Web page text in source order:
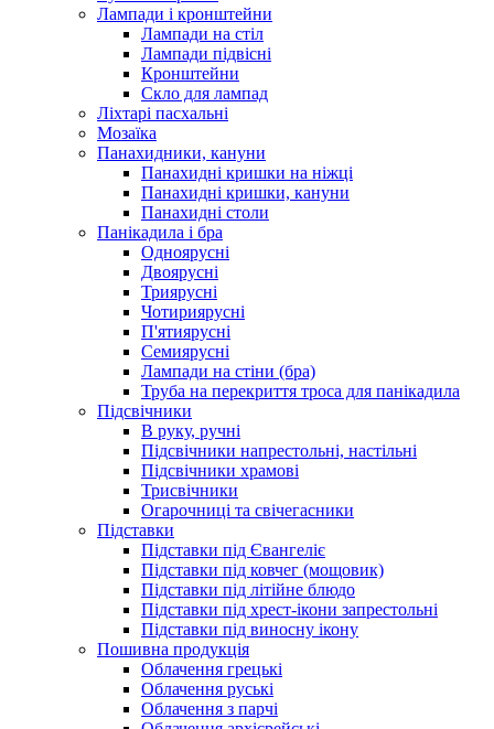
Лампади і кронштейни
Лампади на стіл
Лампади підвісні
Кронштейни
Скло для лампад
Ліхтарі пасхальні
Мозаїка
Панахидники, кануни
Панахидні кришки на ніжці
Панахидні кришки, кануни
Панахидні столи
Панікадила і бра
Одноярусні
Двоярусні
Триярусні
Чотириярусні
П'ятиярусні
Семиярусні
Лампади на стіни (бра)
Труба на перекриття троса для панікадила
Підсвічники
В руку, ручні
Підсвічники напрестольні, настільні
Підсвічники храмові
Трисвічники
Огарочниці та свічегасники
Підставки
Підставки під Євангеліє
Підставки під ковчег (мощовик)
Підставки під літійне блюдо
Підставки під хрест-ікони запрестольні
Підставки під виносну ікону
Пошивна продукція
Облачення грецькі
Облачення руські
Облачення з парчі